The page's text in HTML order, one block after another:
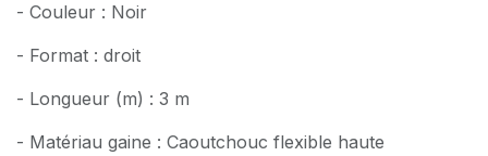
- Couleur : Noir
- Format : droit
- Longueur (m) : 3 m
- Matériau gaine : Caoutchouc flexible haute